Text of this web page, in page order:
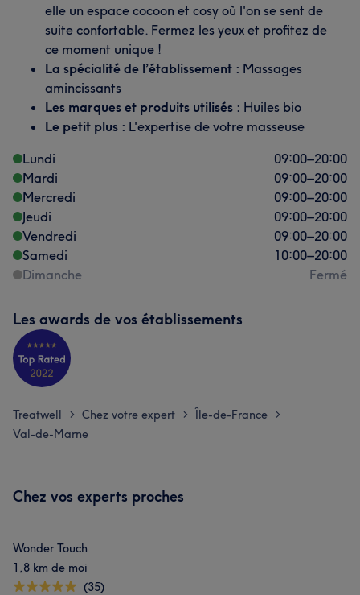
elle un espace cocoon et cosy où l'on se sent de
suite confortable. Fermez les yeux et profitez de
ce moment unique !
La spécialité de l’établissement : Massages
amincissants
Les marques et produits utilisés : Huiles bio
Le petit plus : L'expertise de votre masseuse
Lundi
09:00–20:00
Mardi
09:00–20:00
Mercredi
09:00–20:00
Jeudi
09:00–20:00
Vendredi
09:00–20:00
Samedi
10:00–20:00
Dimanche
Fermé
Les awards de vos établissements
Treatwell > Chez votre expert > Île-de-France >
Val-de-Marne
Chez vos experts proches
Wonder Touch
1,8 km de moi
(35)